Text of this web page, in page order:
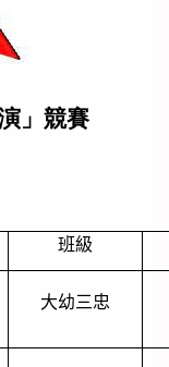
」競賽
班級
大幼三忠